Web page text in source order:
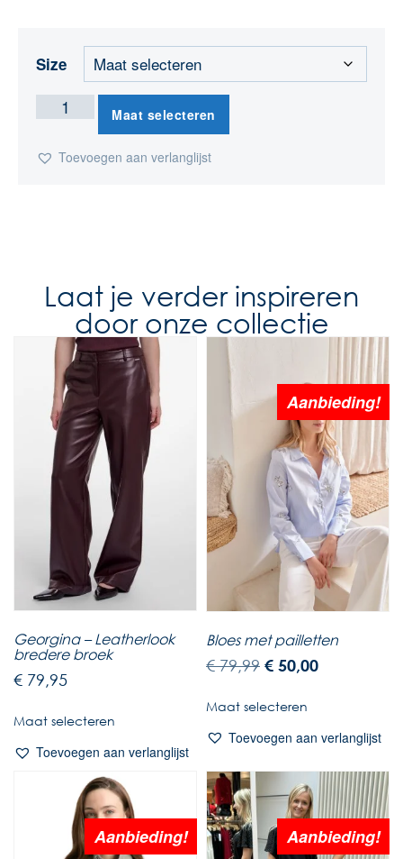
Size
Maat selecteren
Toevoegen aan verlanglijst
Laat je verder inspireren
door onze collectie
Georgina – Leatherlook
bredere broek
€ 79,95
Maat selecteren
Toevoegen aan verlanglijst
Aanbieding!
Bloes met pailletten
€79,99 € 50,00
Maat selecteren
Toevoegen aan verlanglijst
Aanbieding! Aanbieding!